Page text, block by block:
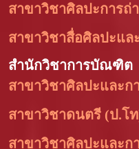
สาขาวิชาศิลปะการถ่
สาขาวิชาสื่อศิลปะแล
สำนักวิชาการบัณฑิต
สาขาวิชาศิลปะและก
สาขาวิชาดนตรี (ป.โ
สาขาวิชาศิลปะและก